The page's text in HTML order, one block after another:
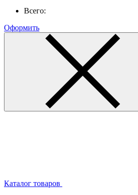
Всего:
Оформить
Каталог товаров